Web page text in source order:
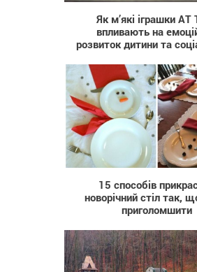
Як м’які іграшки AT
впливають на
розвиток дитини та
15 способів
новорічний стіл так,
приголомшити